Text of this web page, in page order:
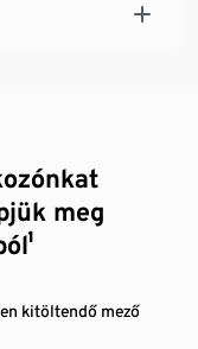
meg
kitöltendő mező